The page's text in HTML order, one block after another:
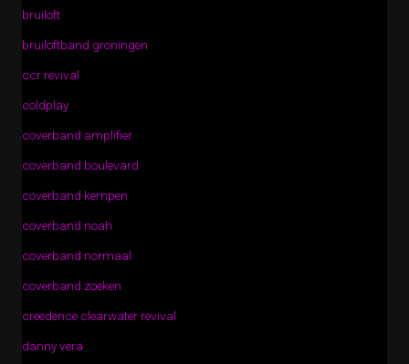
bruiloft
bruiloftband groningen
ccr revival
coldplay
coverband amplifier
coverband boulevard
coverband kempen
coverband noah
coverband normaal
coverband zoeken
creedence clearwater revival
danny vera